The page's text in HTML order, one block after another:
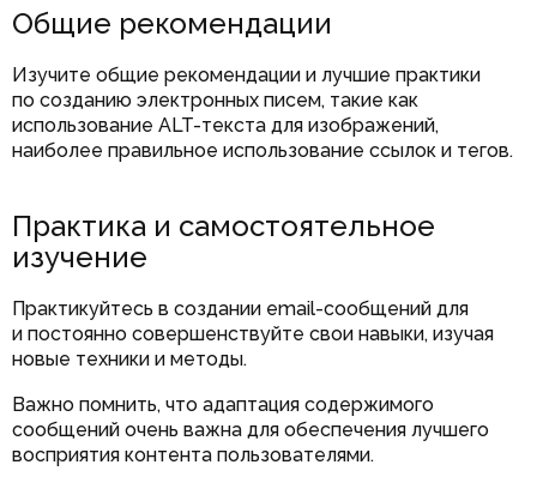
Общие рекомендации
Изучите общие рекомендации и лучшие практики
по созданию электронных писем, такие как
использование ALT-текста для изображений,
наиболее правильное использование ссылок и тегов.
Практика и самостоятельное
изучение
Практикуйтесь в создании email-сообщений для
и постоянно совершенствуйте свои навыки, изучая
новые техники и методы.
Важно помнить, что адаптация содержимого
сообщений очень важна для обеспечения лучшего
восприятия контента пользователями.